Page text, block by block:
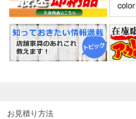
お見積り方法